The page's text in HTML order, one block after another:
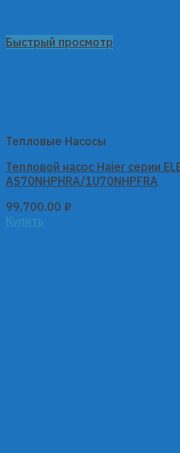
Быстрый просмотр
Тепловые Насосы
Тепловой насос Haier серии
AS70NHPHRA/1U70NHPFRA
99,700.00 ₽
Купить